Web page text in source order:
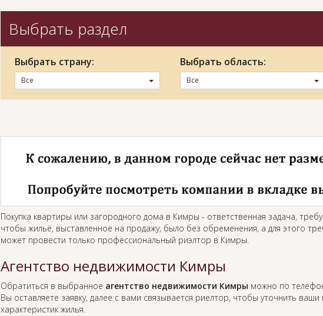
Выбрать раздел
Выбрать страну:
Все
Выбрать область:
Все
Покупка квартиры или загородного дома в Кимры - ответственная задача,
чтобы жильё, выставленное на продажу, было без обременения, а для этого
может провести только профессиональный риэлтор в Кимры.
Агентство недвижимости Кимры
Обратиться в выбранное агентство недвижимости Кимры можно по
Вы оставляете заявку, далее с вами связывается риелтор, чтобы уточнить
характеристик жилья.